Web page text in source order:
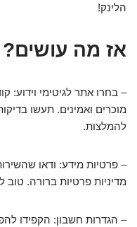
הלינק!
אז מה עושים?
– בחרו אתר לגיטימי
מוכרים ואמינים. תעשו
להמלצות.
– פרטיות מידע: ודאו
מדיניות פרטיות ברורה.
– הגדרות חשבון: הקפידו